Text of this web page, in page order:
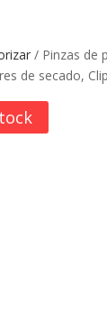
/ Pinzas de
de secado,